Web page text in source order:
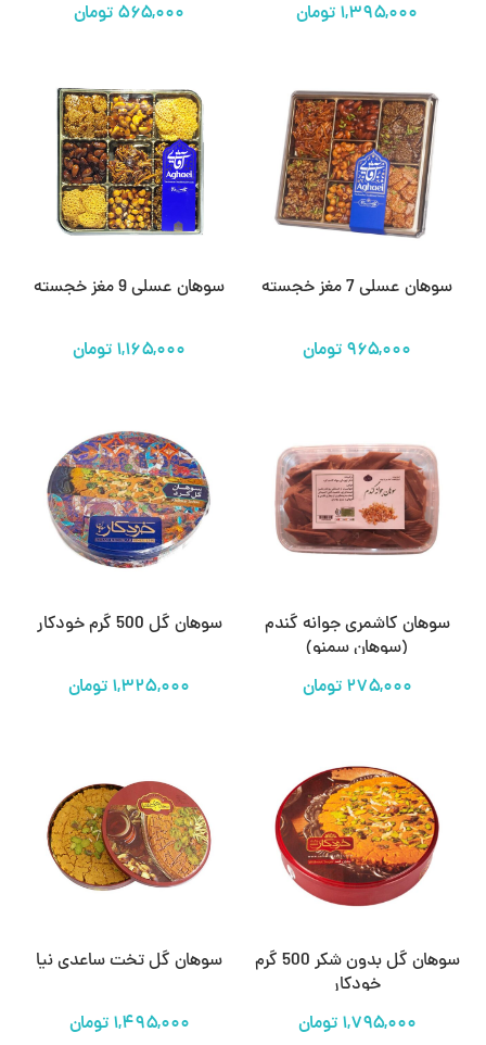
تومان تومان
سوهان عسلی 7 مغز خجسته
تومان
سوهان عسلی 9 مغز خجسته
تومان
سوهان کاشمری جوانه گندم
(سوهان سمنو)
تومان
سوهان گل 500 گرم خودکار
تومان
سوهان گل بدون شکر 500 گرم
خودکار
تومان
سوهان گل تخت ساعدی نیا
تومان